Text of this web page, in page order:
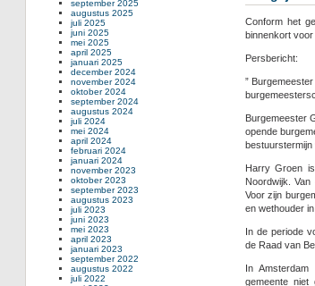
Conform het
binnenkort
Persbericht:
”
Burgemeester
opende
bestuurstermijn
Harry Groen
Noordwijk.
Voor zijn
en wethouder
In de periode
de Raad van
In
gemeente niet
september 2025
augustus 2025
juli 2025
juni 2025
mei 2025
april 2025
januari 2025
december 2024
november 2024
oktober 2024
september 2024
augustus 2024
juli 2024
mei 2024
april 2024
februari 2024
januari 2024
november 2023
oktober 2023
september 2023
augustus 2023
juli 2023
juni 2023
mei 2023
april 2023
januari 2023
september 2022
augustus 2022
juli 2022